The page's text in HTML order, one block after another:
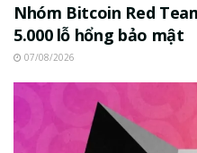
Nhóm Bitcoin Red
5.000 lỗ hổng bảo mật
07/08/2026